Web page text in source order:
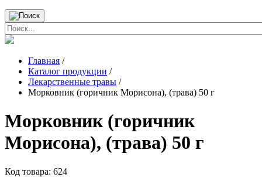
Главная /
Каталог продукции /
Лекарственные травы /
Морковник (горичник Морисона), (трава) 50 г
Морковник (горичник
Морисона), (трава) 50 г
Код товара: 624